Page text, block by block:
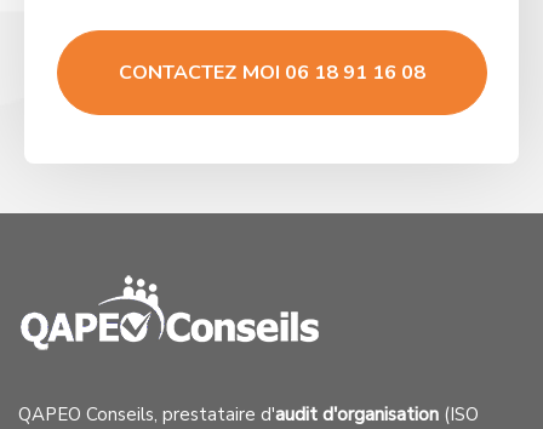
CONTACTEZ MOI 06 18 91 16 08
QAPEO Conseils, prestataire d'audit d'organisation (ISO